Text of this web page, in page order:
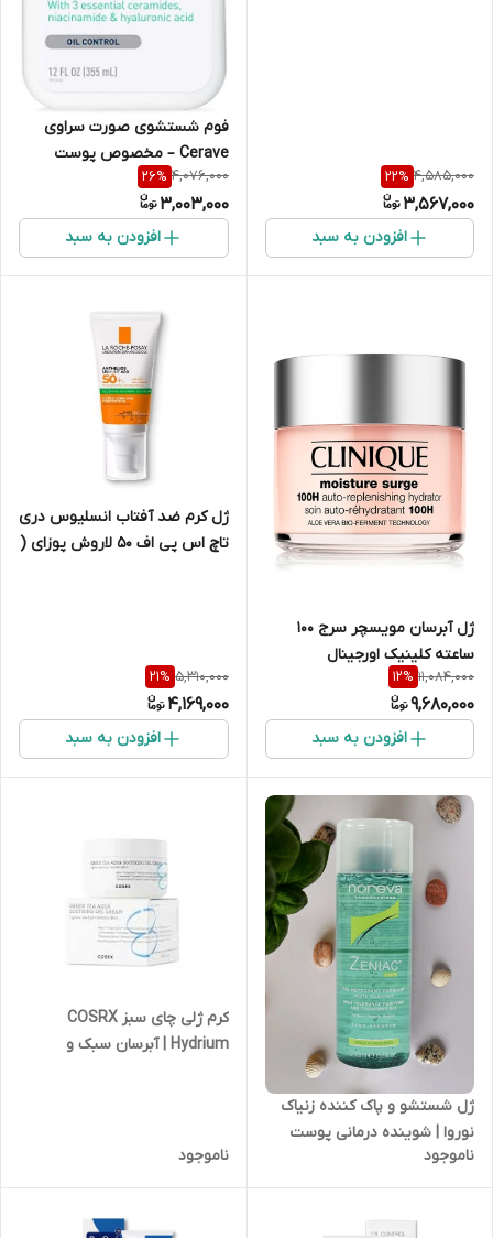
4,585,000
22%
3,567,000
افزودن به سبد
فوم شستشوی صورت سراوی
Cerave – مخصوص پوست
نرمال و چرب (نیاسینامید و
هیالورونیک اسید)
4,076,000
26%
3,003,000
افزودن به سبد
ژل آبرسان مویسچر سرج 100
ساعته کلینیک اورجینال
11,084,000
12%
9,680,000
افزودن به سبد
ژل کرم ضد آفتاب انسلیوس دری
تاچ اس پی اف 50 لاروش پوزای (
5,310,000
21%
4,169,000
افزودن به سبد
ژل شستشو و پاک کننده زنیاک
نوروا | شوینده درمانی پوست
چرب، مختلط و جوش دار
ناموجود
کرم ژلی چای سبز COSRX
Hydrium | آبرسان سبک و
ناموجود